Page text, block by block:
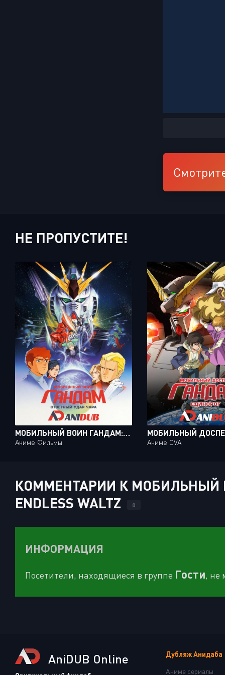
НЕ ПРОПУСТИТЕ!
МОБИЛЬНЫЙ ВОИН ГАНДАМ: ОТВЕТНЫЙ УДАР ЧАРА / KIDOU SENSHI GUNDAM: GYAKUSHUU NO CHAR [MOVIE]
Аниме Фильмы Аниме OVA
КОММЕНТАРИИ К МОБИЛЬНЫЙ
ENDLESS WALTZ
0
ИНФОРМАЦИЯ
Посетители, находящиеся в группе Гости, не
AniDUB Online
Дубляж Анидаба
Аниме сериалы